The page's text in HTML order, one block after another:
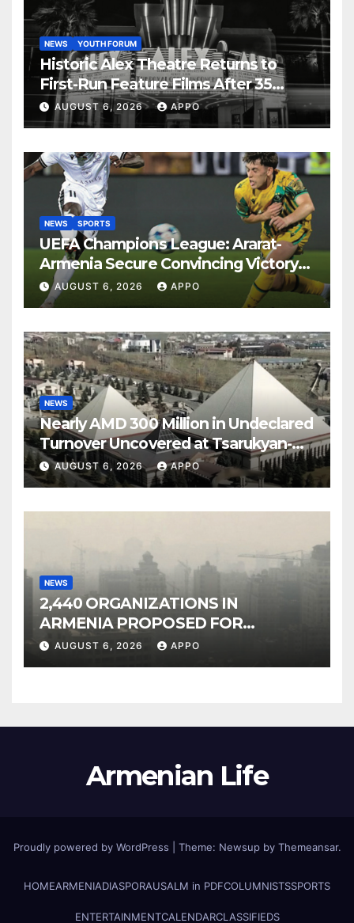
NEWS YOUTH FORUM
Historic Alex Theatre Returns to
First-Run Feature Films After 35
Years
AUGUST 6, 2026 APPO
NEWS SPORTS
UEFA Champions League: Ararat-
Armenia Secure Convincing Victory
Over Shamrock Rovers 2-0
AUGUST 6, 2026 APPO
NEWS
Nearly AMD 300 Million in Undeclared
Turnover Uncovered at Tsarukyan-
Owned Entertainment Center
AUGUST 6, 2026 APPO
NEWS
2,440 ORGANIZATIONS IN
ARMENIA PROPOSED FOR
INCLUSION IN LIST OF AIR
POLLUTERS
AUGUST 6, 2026 APPO
Armenian Life
Proudly powered by WordPress Theme: Newsup by Themeansar.
HOMEARMENIADIASPORAUSALM in PDFCOLUMNISTSSPORTS
ENTERTAINMENTCALENDARCLASSIFIEDS